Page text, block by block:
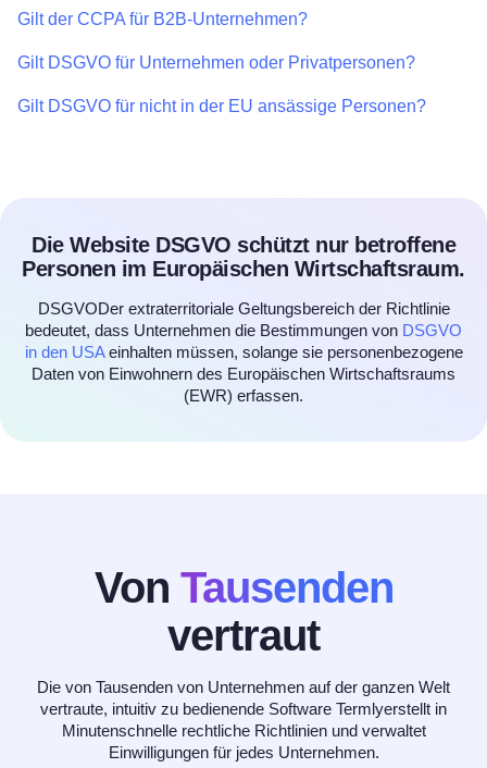
Gilt der CCPA für B2B-Unternehmen?
Gilt DSGVO für Unternehmen oder Privatpersonen?
Gilt DSGVO für nicht in der EU ansässige Personen?
Die Website DSGVO schützt nur betroffene
Personen im Europäischen Wirtschaftsraum.
DSGVODer extraterritoriale Geltungsbereich der Richtlinie
bedeutet, dass Unternehmen die Bestimmungen von DSGVO
in den USAeinhalten müssen, solange sie personenbezogene
Daten von Einwohnern des Europäischen Wirtschaftsraums
(EWR) erfassen.
Von Tausenden
vertraut
Die von Tausenden von Unternehmen auf der ganzen Welt
vertraute, intuitiv zu bedienende Software Termlyerstellt in
Minutenschnelle rechtliche Richtlinien und verwaltet
Einwilligungen für jedes Unternehmen.